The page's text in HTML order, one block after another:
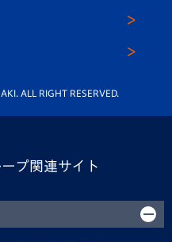
ALL RIGHT RESERVED.
プ関連サイト